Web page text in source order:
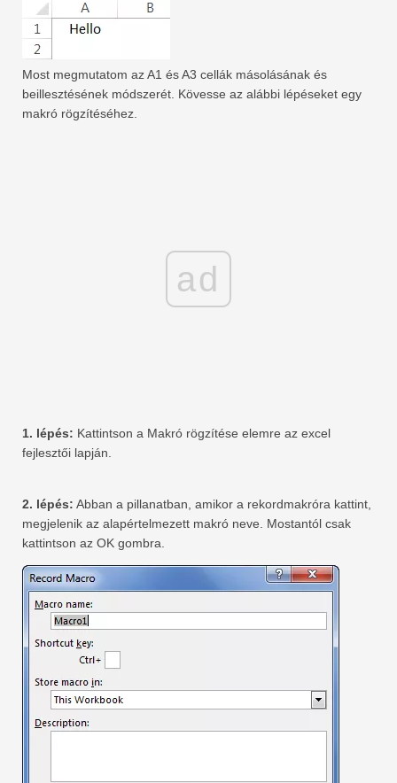
Most megmutatom az A1 és A3 cellák másolásának és
beillesztésének módszerét. Kövesse az alábbi lépéseket egy
makró rögzítéséhez.
ad
1. lépés: Kattintson a Makró rögzítése elemre az excel
fejlesztői lapján.
2. lépés: Abban a pillanatban, amikor a rekordmakróra kattint,
megjelenik az alapértelmezett makró neve. Mostantól csak
kattintson az OK gombra.